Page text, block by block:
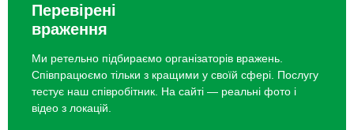
Перевірені
враження
Ми ретельно підбираємо організаторів вражень.
Співпрацюємо тільки з кращими у своїй сфері. Послугу
тестує наш співробітник. На сайті — реальні фото і
відео з локацій.